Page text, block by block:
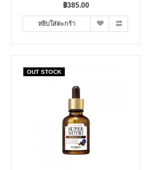
฿385.00
หยิบใส่ตะกร้า
OUT STOCK